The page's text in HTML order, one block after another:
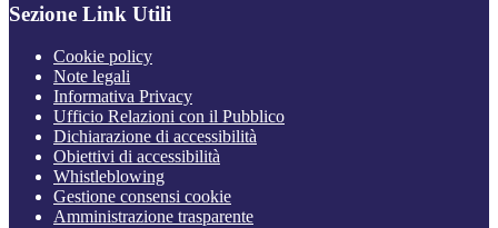
Sezione Link Utili
Cookie policy
Note legali
Informativa Privacy
Ufficio Relazioni con il Pubblico
Dichiarazione di accessibilità
Obiettivi di accessibilità
Whistleblowing
Gestione consensi cookie
Amministrazione trasparente